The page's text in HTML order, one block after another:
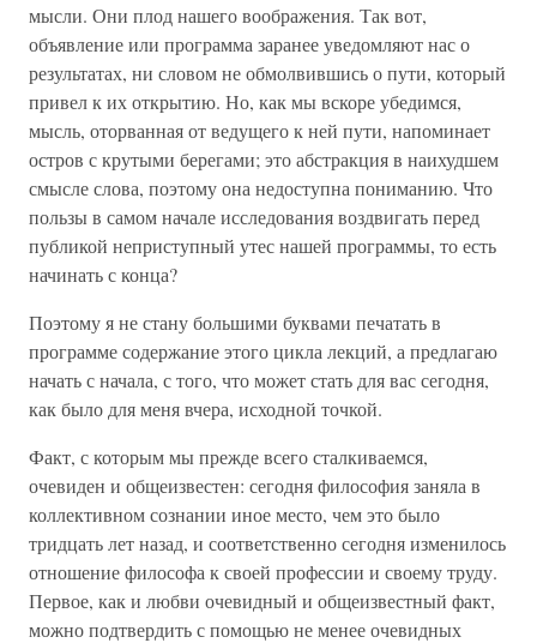
мысли. Они плод нашего воображения. Так вот,
объявление или программа заранее уведомляют нас о
результатах, ни словом не обмолвившись о пути, который
привел к их открытию. Но, как мы вскоре убедимся,
мысль, оторванная от ведущего к ней пути, напоминает
остров с крутыми берегами; это абстракция в наихудшем
смысле слова, поэтому она недоступна пониманию. Что
пользы в самом начале исследования воздвигать перед
публикой неприступный утес нашей программы, то есть
начинать с конца?
Поэтому я не стану большими буквами печатать в
программе содержание этого цикла лекций, а предлагаю
начать с начала, с того, что может стать для вас сегодня,
как было для меня вчера, исходной точкой.
Факт, с которым мы прежде всего сталкиваемся,
очевиден и общеизвестен: сегодня философия заняла в
коллективном сознании иное место, чем это было
тридцать лет назад, и соответственно сегодня изменилось
отношение философа к своей профессии и своему труду.
Первое, как и любви очевидный и общеизвестный факт,
можно подтвердить с помощью не менее очевидных